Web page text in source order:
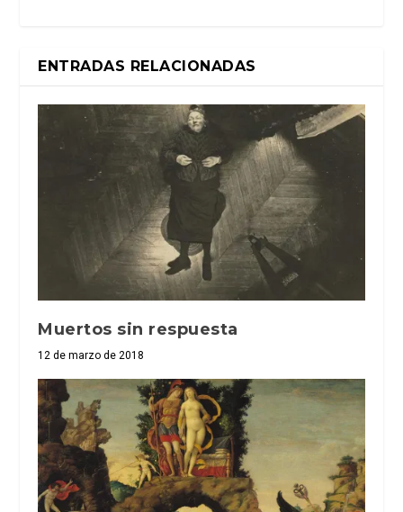
ENTRADAS RELACIONADAS
Muertos sin respuesta
12 de marzo de 2018